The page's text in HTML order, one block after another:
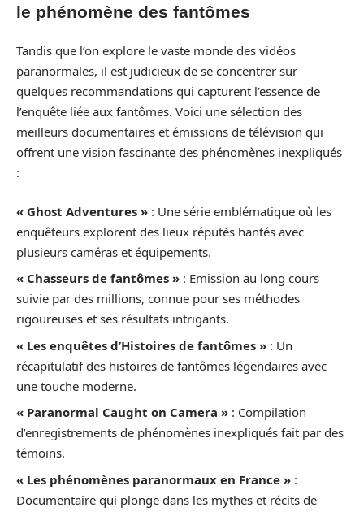
le phénomène des fantômes
Tandis que l’on explore le vaste monde des vidéos
paranormales, il est judicieux de se concentrer sur
quelques recommandations qui capturent l’essence de
l’enquête liée aux fantômes. Voici une sélection des
meilleurs documentaires et émissions de télévision qui
offrent une vision fascinante des phénomènes inexpliqués
:
« Ghost Adventures » : Une série emblématique où les
enquêteurs explorent des lieux réputés hantés avec
plusieurs caméras et équipements.
« Chasseurs de fantômes » : Emission au long cours
suivie par des millions, connue pour ses méthodes
rigoureuses et ses résultats intrigants.
« Les enquêtes d’Histoires de fantômes » : Un
récapitulatif des histoires de fantômes légendaires avec
une touche moderne.
« Paranormal Caught on Camera » : Compilation
d’enregistrements de phénomènes inexpliqués fait par des
témoins.
« Les phénomènes paranormaux en France » :
Documentaire qui plonge dans les mythes et récits de